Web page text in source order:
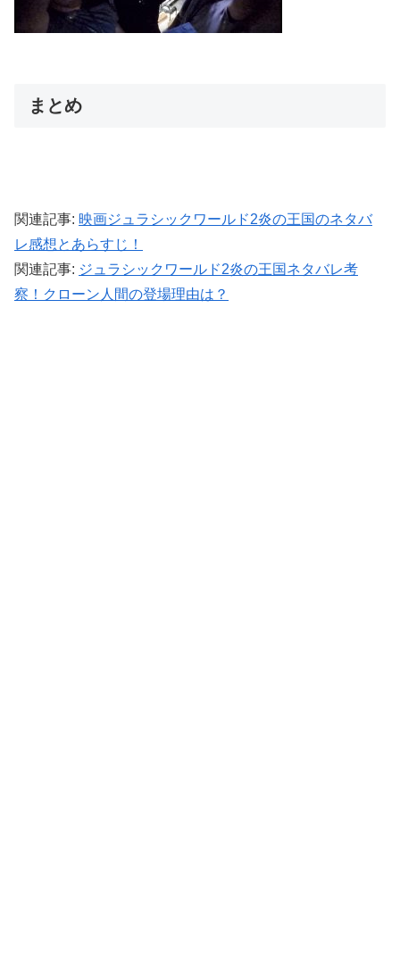
まとめ
関連記事: 映画ジュラシックワールド2炎の王国のネタバ
レ感想とあらすじ！
関連記事: ジュラシックワールド2炎の王国ネタバレ考
察！クローン人間の登場理由は？